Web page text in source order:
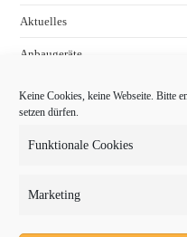
Keine Cookies, keine Webseite. Bitte
setzen dürfen.
Funktionale Cookies
Marketing
Aktuelles
Anbaugeräte
Baumaschinen
Fachmessen